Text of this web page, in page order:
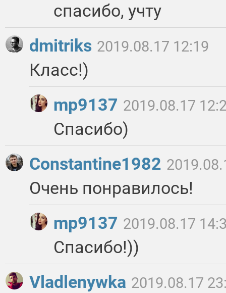
спасибо, учту
dmitriks 2019.08.17 12:19
Класс!)
mp9137 2019.08.17
Спасибо)
Constantine1982
Очень понравилось!
mp9137 2019.08.17
Спасибо!))
Vladlenywka 2019.08.17